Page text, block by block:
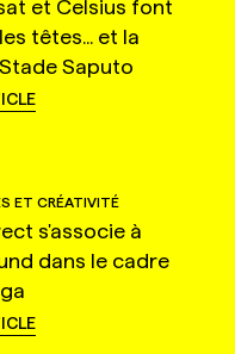
et Celsius font
têtes... et la
Saputo
ET CRÉATIVITÉ
s'associe à
dans le cadre